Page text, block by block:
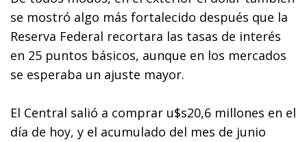
se mostró algo más fortalecido después que la
Reserva Federal recortara las tasas de interés
en 25 puntos básicos, aunque en los mercados
se esperaba un ajuste mayor.
El Central salió a comprar u$s20,6 millones en el
día de hoy, y el acumulado del mes de junio